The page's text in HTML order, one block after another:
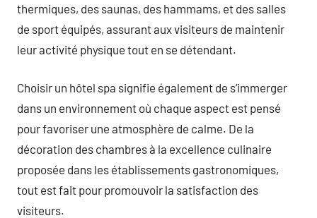
thermiques, des saunas, des hammams, et des salles
de sport équipés, assurant aux visiteurs de maintenir
leur activité physique tout en se détendant.
Choisir un hôtel spa signifie également de s’immerger
dans un environnement où chaque aspect est pensé
pour favoriser une atmosphère de calme. De la
décoration des chambres à la excellence culinaire
proposée dans les établissements gastronomiques,
tout est fait pour promouvoir la satisfaction des
visiteurs.